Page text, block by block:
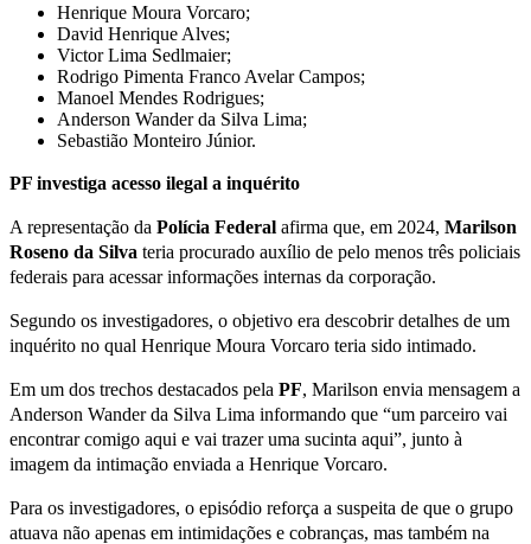
Henrique Moura Vorcaro;
David Henrique Alves;
Victor Lima Sedlmaier;
Rodrigo Pimenta Franco Avelar Campos;
Manoel Mendes Rodrigues;
Anderson Wander da Silva Lima;
Sebastião Monteiro Júnior.
PF investiga acesso ilegal a inquérito
A representação da Polícia Federal afirma que, em 2024, Marilson
Roseno da Silva teria procurado auxílio de pelo menos três policiais
federais para acessar informações internas da corporação.
Segundo os investigadores, o objetivo era descobrir detalhes de um
inquérito no qual Henrique Moura Vorcaro teria sido intimado.
Em um dos trechos destacados pela PF, Marilson envia mensagem a
Anderson Wander da Silva Lima informando que “um parceiro vai
encontrar comigo aqui e vai trazer uma sucinta aqui”, junto à
imagem da intimação enviada a Henrique Vorcaro.
Para os investigadores, o episódio reforça a suspeita de que o grupo
atuava não apenas em intimidações e cobranças, mas também na